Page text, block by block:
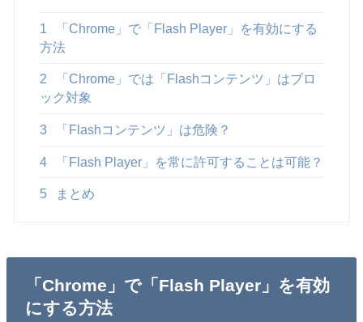
1
「Chrome」で「Flash Player」を有効にする
方法
2
「Chrome」では「Flashコンテンツ」はブロ
ック対象
3 「Flashコンテンツ」は危険？
4 「Flash Player」を常に許可することは可能？
5 まとめ
「Chrome」で「Flash Player」を有効
にする方法